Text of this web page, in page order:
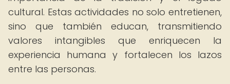
cultural. Estas actividades no solo entretienen,
sino que también educan, transmitiendo
valores intangibles que enriquecen la
experiencia humana y fortalecen los lazos
entre las personas.